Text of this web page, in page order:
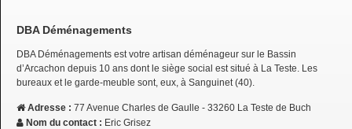
DBA Déménagements
DBA Déménagements est votre artisan déménageur sur le Bassin
d’Arcachon depuis 10 ans dont le siège social est situé à La Teste. Les
bureaux et le garde-meuble sont, eux, à Sanguinet (40).
Adresse : 77 Avenue Charles de Gaulle - 33260 La Teste de Buch
Nom du contact : Eric Grisez